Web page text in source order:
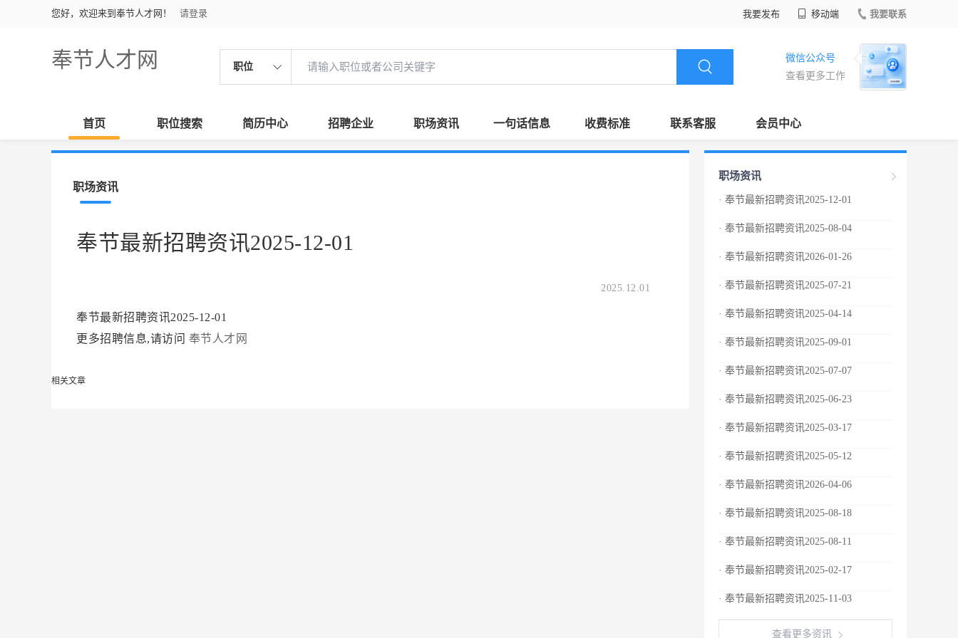
您好，欢迎来到奉节人才网！ 请登录 我要发布 移动端 我要联系
奉节人才网 职位
微信公众号
查看更多工作
首页 职位搜索 简历中心 招聘企业 职场资讯 一句话信息 收费标准 联系客服 会员中心
职场资讯
奉节最新招聘资讯2025-12-01
2025.12.01
奉节最新招聘资讯2025-12-01
更多招聘信息,请访问 奉节人才网
相关文章
职场资讯
· 奉节最新招聘资讯2025-12-01
· 奉节最新招聘资讯2025-08-04
· 奉节最新招聘资讯2026-01-26
· 奉节最新招聘资讯2025-07-21
· 奉节最新招聘资讯2025-04-14
· 奉节最新招聘资讯2025-09-01
· 奉节最新招聘资讯2025-07-07
· 奉节最新招聘资讯2025-06-23
· 奉节最新招聘资讯2025-03-17
· 奉节最新招聘资讯2025-05-12
· 奉节最新招聘资讯2026-04-06
· 奉节最新招聘资讯2025-08-18
· 奉节最新招聘资讯2025-08-11
· 奉节最新招聘资讯2025-02-17
· 奉节最新招聘资讯2025-11-03
查看更多资讯